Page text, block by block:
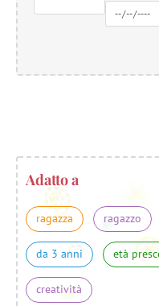
Adatto a
ragazza ragazzo
da 3 anni età
creatività